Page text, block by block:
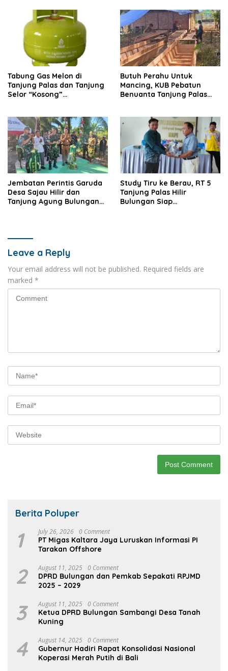
Tabung Gas Melon di
Tanjung Palas dan Tanjung
Selor “Kosong”
Butuh Perahu Untuk
Mancing, KUB Pebatun
Benuanta Tanjung Palas
Jembatan Perintis Garuda
Desa Sajau Hilir dan
Tanjung Agung Bulungan
Study Tiru ke Berau, RT 5
Tanjung Palas Hilir
Bulungan Siap
Leave a Reply
Your email address will not be published. Required fields are
marked *
Berita Poluper
1 July 26, 2026 0 Comment
PT Migas Kaltara Jaya Luruskan Informasi PI
Tarakan Offshore
2 August 11, 2025 0 Comment
DPRD Bulungan dan Pemkab Sepakati RPJMD
2025 – 2029
3 August 11, 2025 0 Comment
Ketua DPRD Bulungan Sambangi Desa Tanah
Kuning
4 August 14, 2025 0 Comment
Gubernur Hadiri Rapat Konsolidasi Nasional
Koperasi Merah Putih di Bali